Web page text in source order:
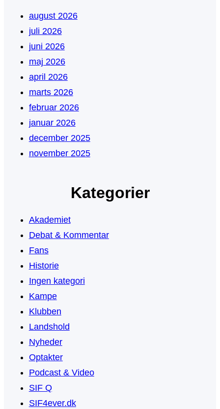
august 2026
juli 2026
juni 2026
maj 2026
april 2026
marts 2026
februar 2026
januar 2026
december 2025
november 2025
Kategorier
Akademiet
Debat & Kommentar
Fans
Historie
Ingen kategori
Kampe
Klubben
Landshold
Nyheder
Optakter
Podcast & Video
SIF Q
SIF4ever.dk